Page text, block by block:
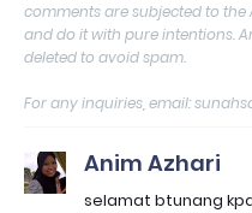
comments are subjected to the
and do it with pure intentions.
deleted to avoid spam.
For any inquiries, email:
Anim Azhari
selamat btunang